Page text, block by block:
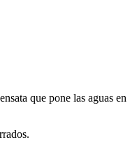
que pone las aguas en